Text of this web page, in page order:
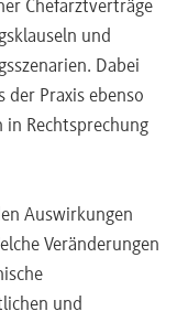
Chefarztverträge
und
Dabei
Praxis ebenso
Rechtsprechung
Auswirkungen
Veränderungen
und